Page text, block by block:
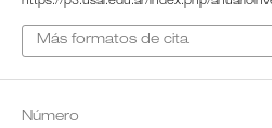
https://p3.usal.edu.ar/index.php/
Más formatos de cita
Número